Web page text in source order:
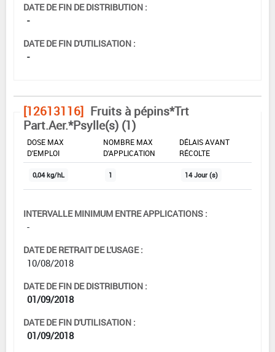
DATE DE FIN DE DISTRIBUTION :
-
DATE DE FIN D'UTILISATION :
-
[12613116] Fruits à pépins*Trt
Part.Aer.*Psylle(s) (1)
DOSE MAX
D'EMPLOI
NOMBRE MAX
D'APPLICATION
DÉLAIS AVANT
RÉCOLTE
0,04 kg/hL 1 14 Jour (s)
INTERVALLE MINIMUM ENTRE APPLICATIONS :
-
DATE DE RETRAIT DE L'USAGE :
10/08/2018
DATE DE FIN DE DISTRIBUTION :
01/09/2018
DATE DE FIN D'UTILISATION :
01/09/2018